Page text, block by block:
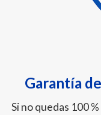
Garantía
Si no quedas 100